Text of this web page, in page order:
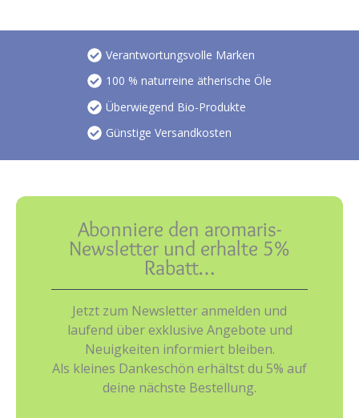
Verantwortungsvolle Marken
100 % naturreine ätherische Öle
Überwiegend Bio-Produkte
Günstige Versandkosten
Abonniere den aromaris-
Newsletter und erhalte 5%
Rabatt…
Jetzt zum Newsletter anmelden und
laufend über exklusive Angebote und
Neuigkeiten informiert bleiben.
Als kleines Dankeschön erhältst du 5% auf
deine nächste Bestellung.